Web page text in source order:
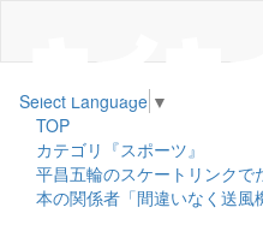
Select Language ▼
TOP
カテゴリ『スポーツ』
平昌五輪のスケートリンクで
本の関係者「間違いなく送風